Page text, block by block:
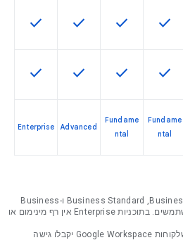
התכונה הזו זמינה במק"ט
check התכונה הזו זמינה במק"ט
check התכונה הזו
check התכונה
check
התכונה הזו זמינה במק"ט
check התכונה הזו זמינה במק"ט
check התכונה הזו
check התכונה
check
Fundame
ntal
Fundame
ntal
Advanced
Enterprise
ניתן לרכוש את התוכניות Business Starter‏, Business Standard‏ ו-Business
Plus לארגונים עם פחות מ-300 משתמשים. בתוכניות Enterprise אין רף מינימום או
במסגרת מבצע מוגבל בזמן, ייתכן שלקוחות Google Workspace יקבלו גישה